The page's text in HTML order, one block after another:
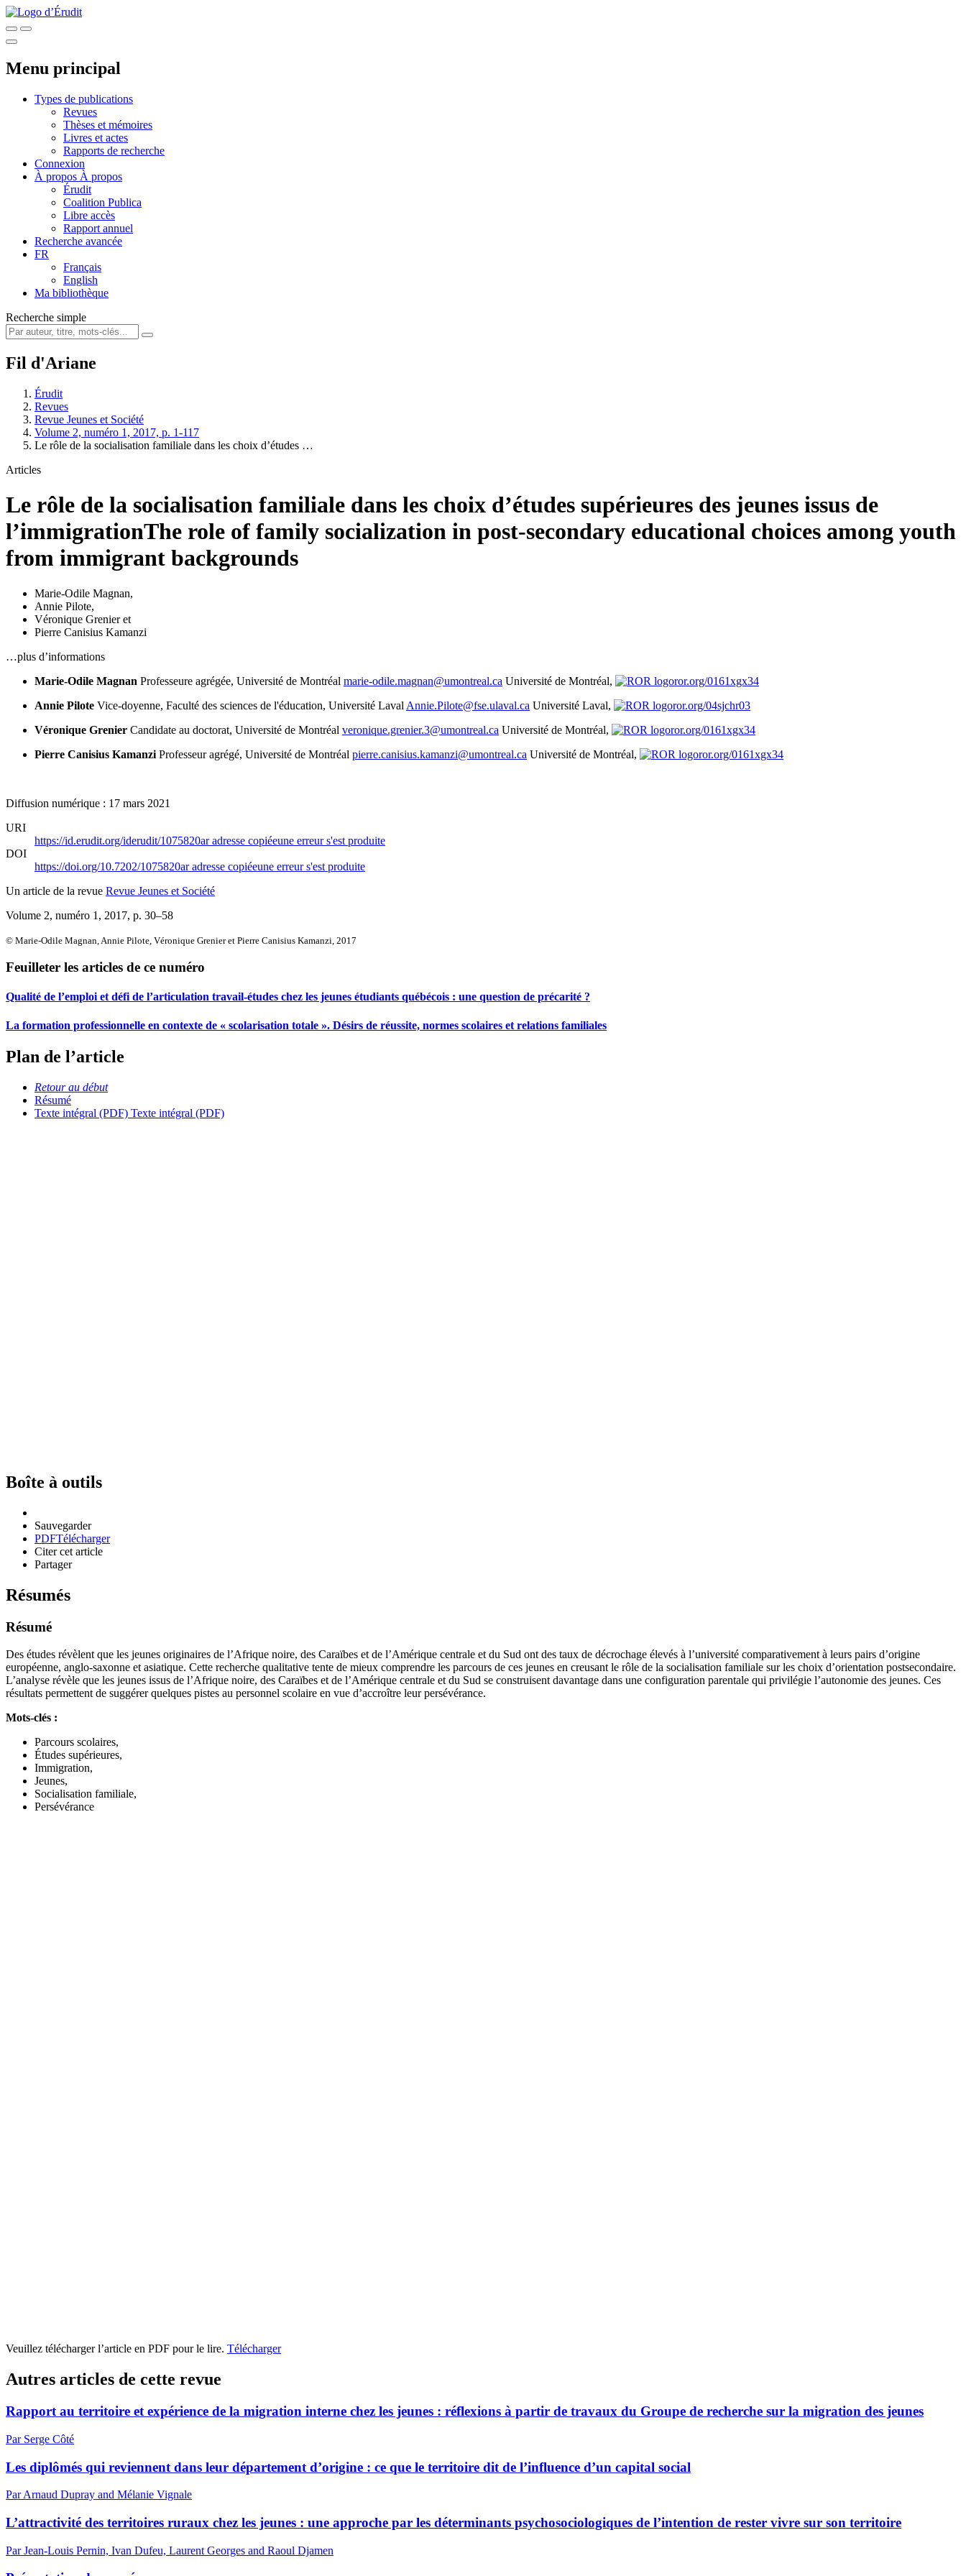
Menu principal
Types de publications
Revues
Thèses et mémoires
Livres et actes
Rapports de recherche
Connexion
À propos À propos
Érudit
Coalition Publica
Libre accès
Rapport annuel
Recherche avancée
FR
Français
English
Ma bibliothèque
Recherche simple
Fil d'Ariane
Érudit
Revues
Revue Jeunes et Société
Volume 2, numéro 1, 2017, p. 1-117
Le rôle de la socialisation familiale dans les choix d’études …
Articles
Le rôle de la socialisation familiale dans les choix d’études supérieures des jeunes issus de
l’immigrationThe role of family socialization in post-secondary educational choices among youth
from immigrant backgrounds
Marie-Odile Magnan,
Annie Pilote,
Véronique Grenieret
Pierre Canisius Kamanzi
…plus d’informations
Marie-Odile Magnan Professeure agrégée, Université de Montréal marie-odile.magnan@umontreal.ca Université de Montréal,
ror.org/0161xgx34
Annie Pilote Vice-doyenne, Faculté des sciences de l'éducation, Université Laval Annie.Pilote@fse.ulaval.ca Université Laval,
ror.org/04sjchr03
Véronique Grenier Candidate au doctorat, Université de Montréal veronique.grenier.3@umontreal.ca Université de Montréal,
ror.org/0161xgx34
Pierre Canisius Kamanzi Professeur agrégé, Université de Montréal pierre.canisius.kamanzi@umontreal.ca Université de Montréal, ror.org/0161xgx34
Diffusion numérique : 17 mars 2021
URI
https://id.erudit.org/iderudit/1075820aradresse copiéeune erreur s'est produite
DOI
https://doi.org/10.7202/1075820aradresse copiéeune erreur s'est produite
Un article de la revue Revue Jeunes et Société
Volume 2, numéro 1, 2017, p. 30–58
© Marie-Odile Magnan, Annie Pilote, Véronique Grenier et Pierre Canisius Kamanzi, 2017
Feuilleter les articles de ce numéro
Qualité de l’emploi et défi de l’articulation travail-études chez les jeunes étudiants québécois : une question de précarité ?
La formation professionnelle en contexte de « scolarisation totale ». Désirs de réussite, normes scolaires et relations familiales
Plan de l’article
Retour au début
Résumé
Texte intégral (PDF) Texte intégral (PDF)
Boîte à outils
Sauvegarder
PDFTélécharger
Citer cet article
Partager
Résumés
Résumé
Des études révèlent que les jeunes originaires de l’Afrique noire, des Caraïbes et de l’Amérique centrale et du Sud ont des taux de décrochage élevés à l’université comparativement à leurs pairs d’origine
européenne, anglo-saxonne et asiatique. Cette recherche qualitative tente de mieux comprendre les parcours de ces jeunes en creusant le rôle de la socialisation familiale sur les choix d’orientation postsecondaire.
L’analyse révèle que les jeunes issus de l’Afrique noire, des Caraïbes et de l’Amérique centrale et du Sud se construisent davantage dans une configuration parentale qui privilégie l’autonomie des jeunes. Ces
résultats permettent de suggérer quelques pistes au personnel scolaire en vue d’accroître leur persévérance.
Mots-clés :
Parcours scolaires,
Études supérieures,
Immigration,
Jeunes,
Socialisation familiale,
Persévérance
Veuillez télécharger l’article en PDF pour le lire. Télécharger
Autres articles de cette revue
Rapport au territoire et expérience de la migration interne chez les jeunes : réflexions à partir de travaux du Groupe de recherche sur la migration des jeunes
Par Serge Côté
Les diplômés qui reviennent dans leur département d’origine : ce que le territoire dit de l’influence d’un capital social
Par Arnaud Dupray and Mélanie Vignale
L’attractivité des territoires ruraux chez les jeunes : une approche par les déterminants psychosociologiques de l’intention de rester vivre sur son territoire
Par Jean-Louis Pernin, Ivan Dufeu, Laurent Georges and Raoul Djamen